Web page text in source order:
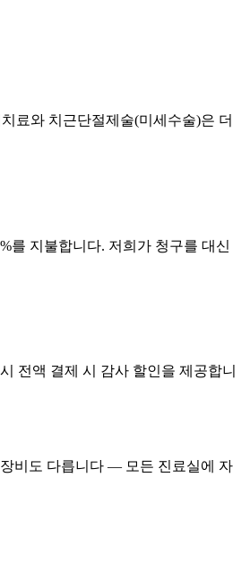
료와 치근단절제술(미세수술)은 더
를 지불합니다. 저희가 청구를 대신
전액 결제 시 감사 할인을 제공합니
비도 다릅니다 — 모든 진료실에 자